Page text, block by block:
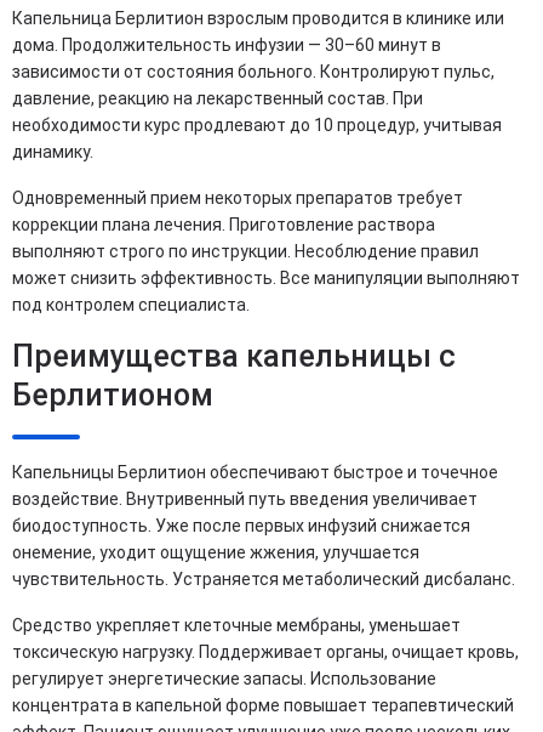
Капельница Берлитион взрослым проводится в клинике или
дома. Продолжительность инфузии — 30–60 минут в
зависимости от состояния больного. Контролируют пульс,
давление, реакцию на лекарственный состав. При
необходимости курс продлевают до 10 процедур, учитывая
динамику.
Одновременный прием некоторых препаратов требует
коррекции плана лечения. Приготовление раствора
выполняют строго по инструкции. Несоблюдение правил
может снизить эффективность. Все манипуляции выполняют
под контролем специалиста.
Преимущества капельницы с
Берлитионом
Капельницы Берлитион обеспечивают быстрое и точечное
воздействие. Внутривенный путь введения увеличивает
биодоступность. Уже после первых инфузий снижается
онемение, уходит ощущение жжения, улучшается
чувствительность. Устраняется метаболический дисбаланс.
Средство укрепляет клеточные мембраны, уменьшает
токсическую нагрузку. Поддерживает органы, очищает кровь,
регулирует энергетические запасы. Использование
концентрата в капельной форме повышает терапевтический